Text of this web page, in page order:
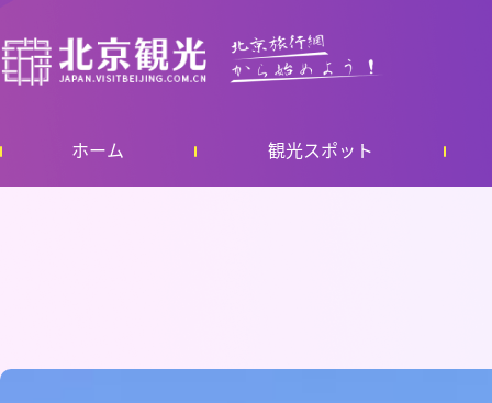
ホーム 観光スポット